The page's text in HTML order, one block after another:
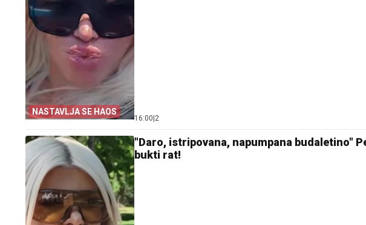
NASTAVLJA SE HAOS
16:00 2
"Daro, istripovana, napumpana budaletino"
bukti rat!